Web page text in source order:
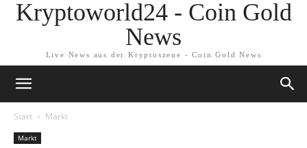
Kryptoworld24 - Coin Gold
News
Live News aus der Kryptoszene - Coin Gold News
Start Markt
Markt